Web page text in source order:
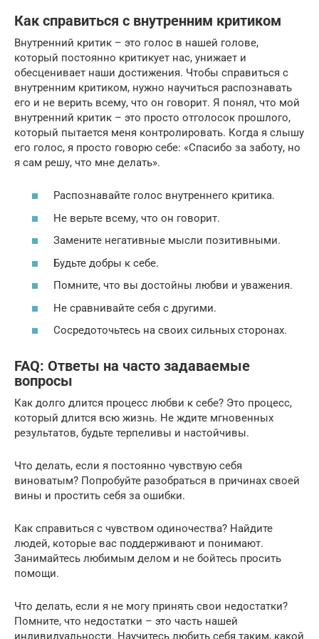
Как справиться с внутренним критиком
Внутренний критик – это голос в нашей голове,
который постоянно критикует нас, унижает и
обесценивает наши достижения. Чтобы справиться с
внутренним критиком, нужно научиться распознавать
его и не верить всему, что он говорит. Я понял, что мой
внутренний критик – это просто отголосок прошлого,
который пытается меня контролировать. Когда я слышу
его голос, я просто говорю себе: «Спасибо за заботу, но
я сам решу, что мне делать».
Распознавайте голос внутреннего критика.
Не верьте всему, что он говорит.
Замените негативные мысли позитивными.
Будьте добры к себе.
Помните, что вы достойны любви и уважения.
Не сравнивайте себя с другими.
Сосредоточьтесь на своих сильных сторонах.
FAQ: Ответы на часто задаваемые
вопросы
Как долго длится процесс любви к себе? Это процесс,
который длится всю жизнь. Не ждите мгновенных
результатов, будьте терпеливы и настойчивы.
Что делать, если я постоянно чувствую себя
виноватым? Попробуйте разобраться в причинах своей
вины и простить себя за ошибки.
Как справиться с чувством одиночества? Найдите
людей, которые вас поддерживают и понимают.
Занимайтесь любимым делом и не бойтесь просить
помощи.
Что делать, если я не могу принять свои недостатки?
Помните, что недостатки – это часть нашей
индивидуальности. Научитесь любить себя таким, какой